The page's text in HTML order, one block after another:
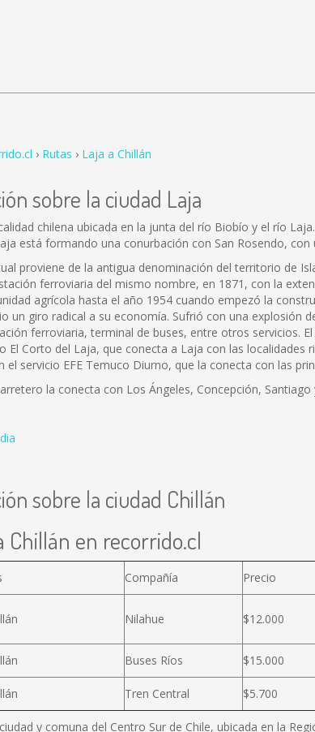
Rutas Laja a Chillán
sobre la ciudad Laja
chilena ubicada en la junta del río Biobío y el río
está formando una conurbación con San Rosendo,
proviene de la antigua denominación del territorio de
ferroviaria del mismo nombre, en 1871, con la
agrícola hasta el año 1954 cuando empezó la
un giro radical a su economía. Sufrió con una
ferroviaria, terminal de buses, entre otros servicios.
El Corto del Laja, que conecta a Laja con las
el servicio EFE Temuco Diurno, que la conecta con las
la conecta con Los Ángeles, Concepción,
sobre la ciudad Chillán
Chillán en recorrido.cl
Compañía Precio
Nilahue $12.000
Buses Ríos $15.000
Tren Central $5.700
y comuna del Centro Sur de Chile, ubicada en la